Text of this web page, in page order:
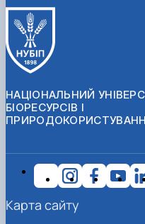
НАЦІОНАЛЬНИЙ
БІОРЕСУРСІВ І
Карта сайту